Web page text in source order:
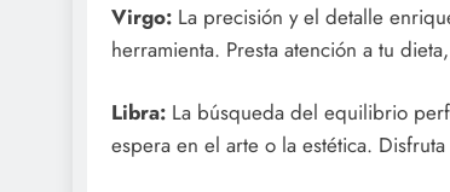
Virgo: La precisión y el detalle
herramienta. Presta atención a tu
Libra: La búsqueda del equilibrio
espera en el arte o la estética.